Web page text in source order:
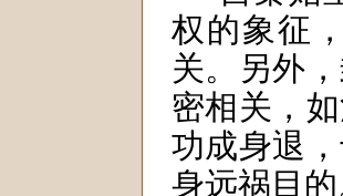
权的象征
关。另外
密相关，
功成身退
身远祸目